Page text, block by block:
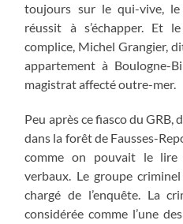
toujours sur le qui-vive,
réussit à s’échapper. Et
complice, Michel Grangier,
appartement à Boulogne-
magistrat affecté outre-mer.
Peu après ce fiasco du
dans la forêt de Fausses-
comme on pouvait le lire
verbaux. Le groupe
chargé de l’enquête. La
considérée comme l’une